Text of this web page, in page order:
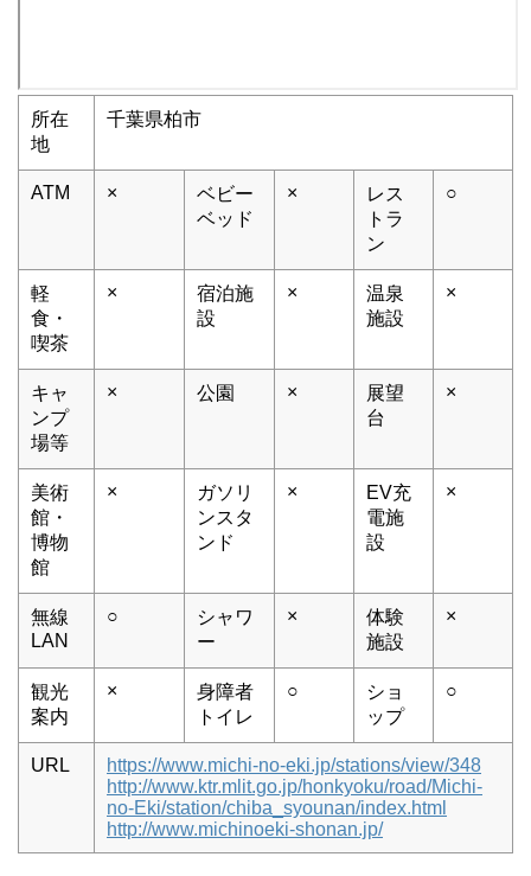
所在
地
千葉県柏市
ATM ×
ベビー
ベッド
×
レス
トラ
ン
○
軽
食・
喫茶
×
宿泊施
設
×
温泉
施設
×
キャ
ンプ
場等
× 公園 ×
展望
台
×
美術
館・
博物
館
×
ガソリ
ンスタ
ンド
×
EV充
電施
設
×
無線
LAN
○
シャワ
ー
×
体験
施設
×
観光
案内
×
身障者
トイレ
○
ショ
ップ
○
URL
https://www.michi-no-eki.jp/stations/view/348
http://www.ktr.mlit.go.jp/honkyoku/road/Michi-
no-Eki/station/chiba_syounan/index.html
http://www.michinoeki-shonan.jp/